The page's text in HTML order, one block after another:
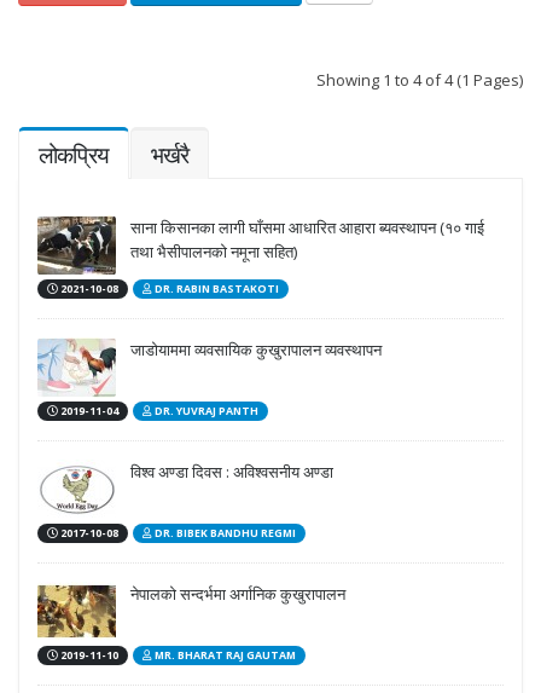
Showing 1 to 4 of 4 (1 Pages)
लोकप्रिय भर्खरै
साना किसानका लागी घाँसमा आधारित आहारा ब्यवस्थापन (१० गाई
तथा भैसीपालनको नमूना सहित)
2021-10-08 DR. RABIN BASTAKOTI
जाडोयाममा व्यवसायिक कुखुरापालन व्यवस्थापन
2019-11-04 DR. YUVRAJ PANTH
विश्व अण्डा दिवस : अविश्वसनीय अण्डा
2017-10-08 DR. BIBEK BANDHU REGMI
नेपालको सन्दर्भमा अर्गानिक कुखुरापालन
2019-11-10 MR. BHARAT RAJ GAUTAM